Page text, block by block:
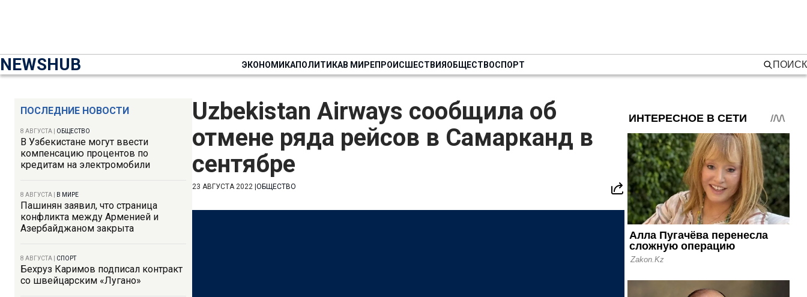
NEWSHUB ЭКОНОМИКАПОЛИТИКАВ МИРЕПРОИСШЕСТВИЯОБЩЕСТВОСПОРТ ПОИСК
ПОСЛЕДНИЕ НОВОСТИ
8 АВГУСТА ОБЩЕСТВО
В Узбекистане могут ввести
компенсацию процентов по
кредитам на электромобили
8 АВГУСТА В МИРЕ
Пашинян заявил, что страница
конфликта между Арменией и
Азербайджаном закрыта
8 АВГУСТА СПОРТ
Бехруз Каримов подписал контракт
со швейцарским «Лугано»
Uzbekistan Airways сообщила об
отмене ряда рейсов в Самарканд в
сентябре
23 АВГУСТА 2022 ОБЩЕСТВО